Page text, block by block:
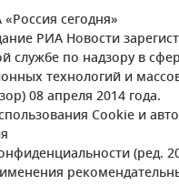
сегодня»
РИА Новости
службе по надзору в
технологий и
08 апреля 2014 года.
Cookie и
(ред.